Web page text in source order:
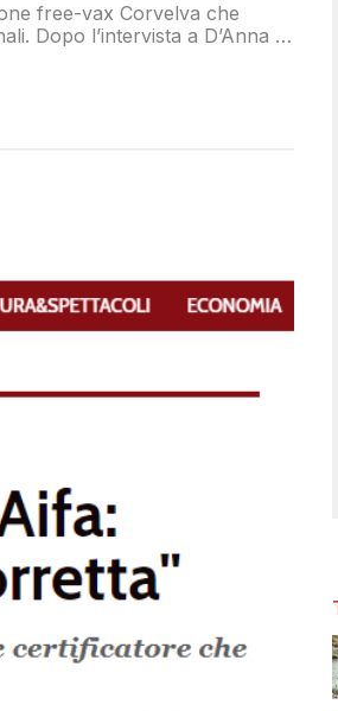
free-vax Corvelva che
Dopo l’intervista a D’Anna è